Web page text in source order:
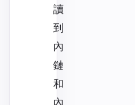
讀
到
內
鏈
和